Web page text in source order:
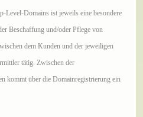
Level-Domains ist jeweils eine besondere
Beschaffung und/oder Pflege von
dem Kunden und der jeweiligen
tätig. Zwischen der
kommt über die Domainregistrierung ein